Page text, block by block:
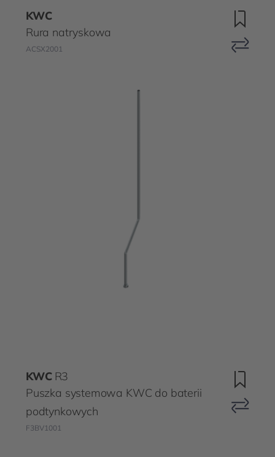
KWC
Rura natryskowa
ACSX2001
KWC R3
Puszka systemowa KWC do baterii
podtynkowych
F3BV1001